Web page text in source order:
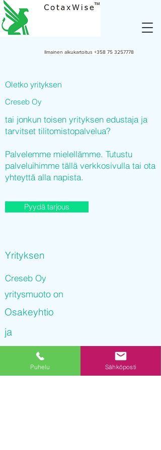
Ilmainen alkukartoitus +358 75 3257778
Oletko yrityksen
Creseb Oy
tai jonkun toisen yrityksen edustaja ja
tarvitset tilitomistopalvelua?
Palvelemme mielellämme. Tutustu
palveluihimme tällä verkkosivulla tai ota
yhteyttä alla napista.
Pyydä tarjous
Yrityksen
Creseb Oy
yritysmuoto on
Osakeyhtio
ja
Creseb Oy
on rekisteröity kaupparekisteriin
Puhelu Sähköposti